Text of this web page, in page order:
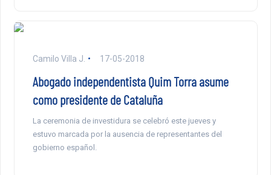
Camilo Villa J. 17-05-2018
Abogado independentista Quim Torra asume
como presidente de Cataluña
La ceremonia de investidura se celebró este jueves y
estuvo marcada por la ausencia de representantes del
gobierno español.